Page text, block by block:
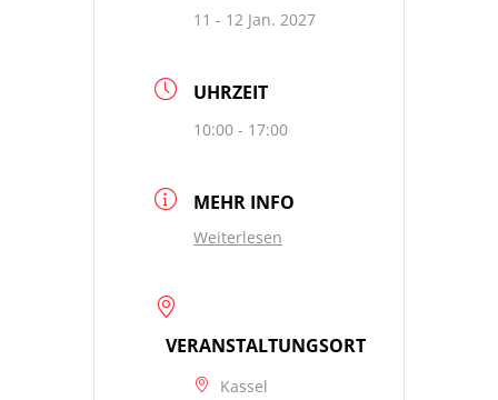
11 - 12 Jan. 2027
UHRZEIT
10:00 - 17:00
MEHR INFO
Weiterlesen
VERANSTALTUNGSORT
Kassel